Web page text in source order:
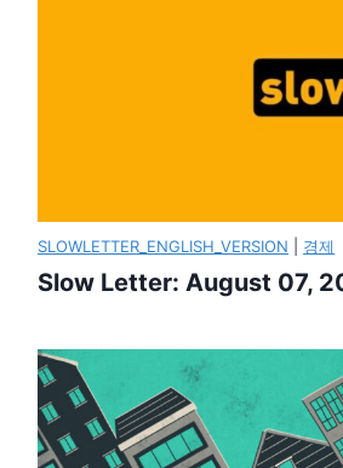
SLOWLETTER_ENGLISH_VERSION 경제
Slow Letter: August 07,